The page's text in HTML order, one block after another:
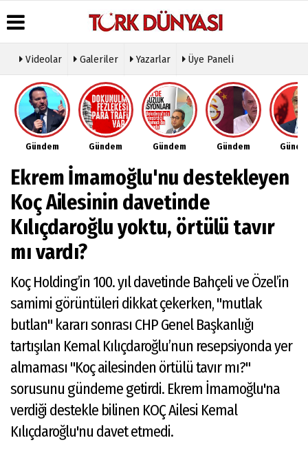
Üye Paneli
Haber
Arşivi
Gazete
Arşivi
Haberleri
Hava
Durumu
Gazete
Manşetleri
Anketler
Biyografiler
Köşe
Yazarları
Video
Galeri
Foto
Etkinlikler
Künye
İletişim
Çerez
Politikası
İlkeleri
Videolar Galeriler Yazarlar Üye Paneli
Gündem Gündem Gündem Gündem
Ekrem İmamoğlu'nu destekleyen
Koç Ailesinin davetinde
Kılıçdaroğlu yoktu, örtülü tavır
mı vardı?
Koç Holding’in 100. yıl davetinde Bahçeli ve Özel’in
samimi görüntüleri dikkat çekerken, "mutlak
butlan" kararı sonrası CHP Genel Başkanlığı
tartışılan Kemal Kılıçdaroğlu’nun resepsiyonda yer
almaması "Koç ailesinden örtülü tavır mı?"
sorusunu gündeme getirdi. Ekrem İmamoğlu'na
verdiği destekle bilinen KOÇ Ailesi Kemal
Kılıçdaroğlu'nu davet etmedi.